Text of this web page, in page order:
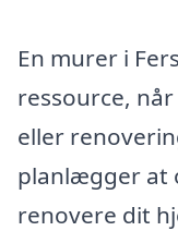
En murer i
ressource,
eller
planlægger at
renovere dit